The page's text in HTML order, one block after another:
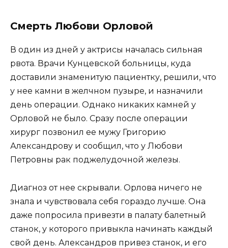
Смерть Любови Орловой
В один из дней у актрисы началась сильная
рвота. Врачи Кунцевской больницы, куда
доставили знаменитую пациентку, решили, что
у нее камни в желчном пузыре, и назначили
день операции. Однако никаких камней у
Орловой не было. Сразу после операции
хирург позвонил ее мужу Григорию
Александрову и сообщил, что у Любови
Петровны рак поджелудочной железы.
Диагноз от нее скрывали. Орлова ничего не
знала и чувствовала себя гораздо лучше. Она
даже попросила привезти в палату балетный
станок, у которого привыкла начинать каждый
свой день. Александров привез станок, и его